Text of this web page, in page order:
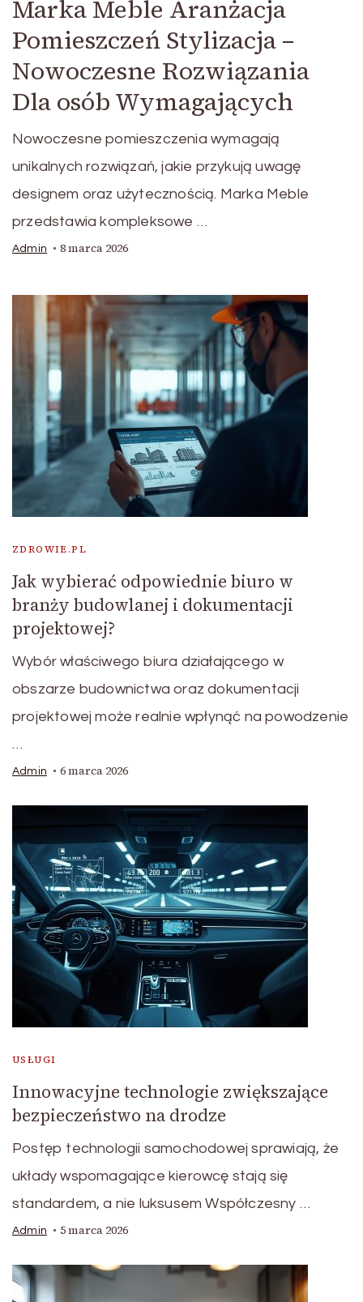
Marka Meble Aranżacja
Pomieszczeń Stylizacja –
Nowoczesne Rozwiązania
Dla osób Wymagających
Nowoczesne pomieszczenia wymagają
unikalnych rozwiązań, jakie przykują uwagę
designem oraz użytecznością. Marka Meble
przedstawia kompleksowe …
Admin 8 marca 2026
ZDROWIE.PL
Jak wybierać odpowiednie biuro w
branży budowlanej i dokumentacji
projektowej?
Wybór właściwego biura działającego w
obszarze budownictwa oraz dokumentacji
projektowej może realnie wpłynąć na powodzenie
…
Admin 6 marca 2026
USŁUGI
Innowacyjne technologie zwiększające
bezpieczeństwo na drodze
Postęp technologii samochodowej sprawiają, że
układy wspomagające kierowcę stają się
standardem, a nie luksusem Współczesny …
Admin 5 marca 2026